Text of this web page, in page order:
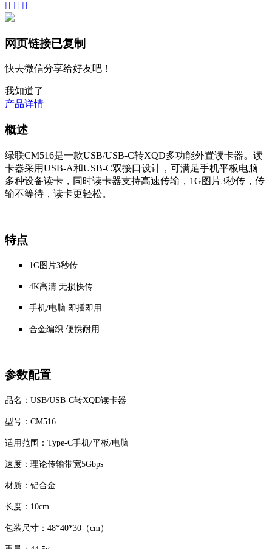
  
网页链接已复制
快去微信分享给好友吧！
我知道了
产品详情
概述
绿联CM516是一款USB/USB-C转XQD多功能外置读卡器。读
卡器采用USB-A和USB-C双接口设计，可满足手机平板电脑
多种设备读卡，同时读卡器支持高速传输，1G图片3秒传，传
输不等待，读卡更轻松。
特点
1G图片3秒传
4K高清 无损快传
手机/电脑 即插即用
合金编织 便携耐用
参数配置
品名：USB/USB-C转XQD读卡器
型号：CM516
适用范围：Type-C手机/平板/电脑
速度：理论传输带宽5Gbps
材质：铝合金
长度：10cm
包装尺寸：48*40*30（cm）